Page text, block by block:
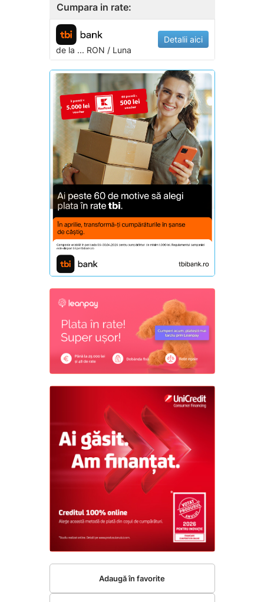
Cumpara in rate:
de la ... RON / Luna
Detalii aici
Adaugă în favorite